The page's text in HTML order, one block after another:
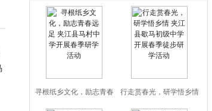
寻根纸乡文化，励志青春 行走赏春光，研学悟乡情